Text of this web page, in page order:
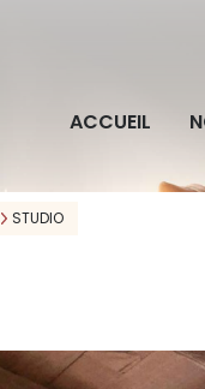
ACCUEIL
STUDIO